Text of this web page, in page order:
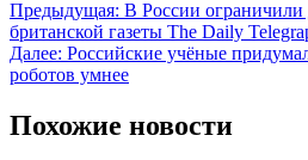
Предыдущая: В России ограничили
британской газеты The Daily
Далее: Российские учёные
роботов умнее
Похожие новости